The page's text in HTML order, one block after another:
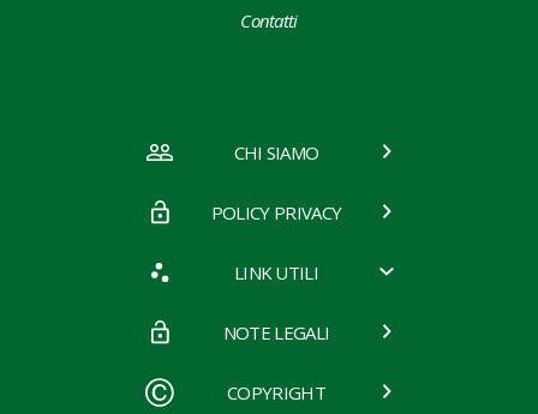
Contatti
CHI SIAMO
POLICY PRIVACY
LINK UTILI
NOTE LEGALI
COPYRIGHT